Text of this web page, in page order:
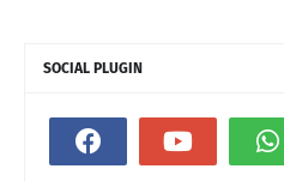
SOCIAL PLUGIN